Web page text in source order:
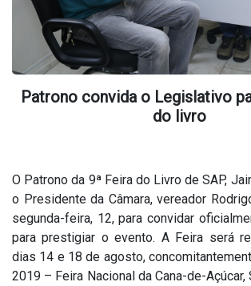
Patrono convida o Legislativo
do livro
O Patrono da 9ª Feira do Livro de SAP,
o Presidente da Câmara, vereador
segunda-feira, 12, para convidar
para prestigiar o evento. A Feira será
dias 14 e 18 de agosto,
2019 – Feira Nacional da Cana-de-